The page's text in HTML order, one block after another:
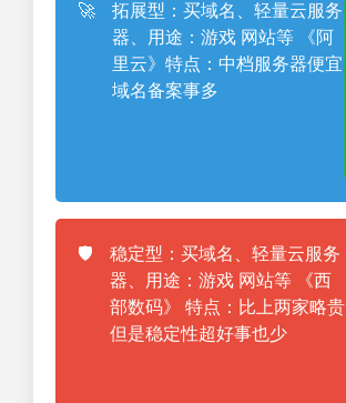
🚀
拓展型：买域名、轻量云服务
器、用途：游戏 网站等 《阿
里云》特点：中档服务器便宜
域名备案事多
🛡️
稳定型：买域名、轻量云服务
器、用途：游戏 网站等 《西
部数码》 特点：比上两家略贵
但是稳定性超好事也少